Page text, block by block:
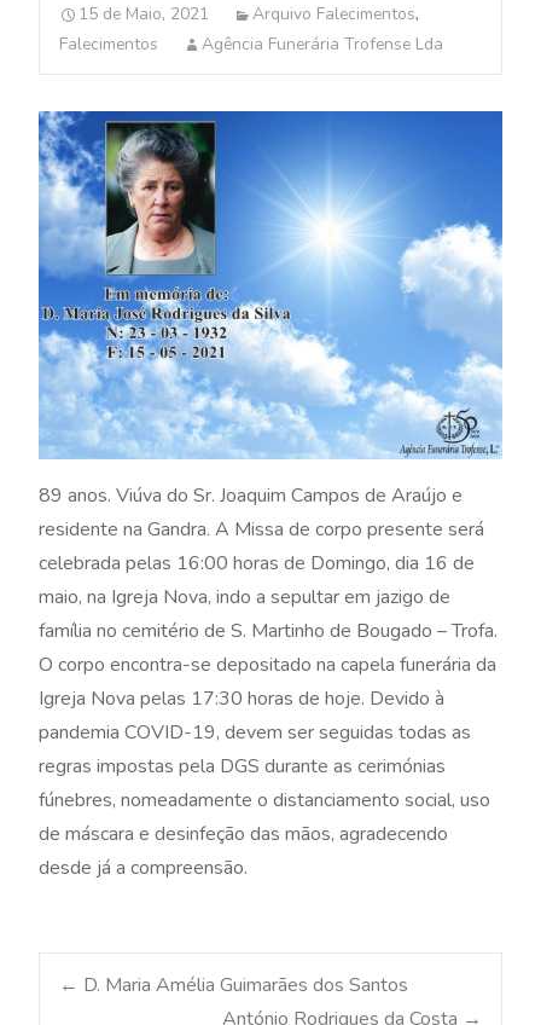
15 de Maio, 2021 Arquivo Falecimentos,
Falecimentos
Agência Funerária Trofense Lda
89 anos. Viúva do Sr. Joaquim Campos de Araújo e
residente na Gandra. A Missa de corpo presente será
celebrada pelas 16:00 horas de Domingo, dia 16 de
maio, na Igreja Nova, indo a sepultar em jazigo de
família no cemitério de S. Martinho de Bougado – Trofa.
O corpo encontra-se depositado na capela funerária da
Igreja Nova pelas 17:30 horas de hoje. Devido à
pandemia COVID-19, devem ser seguidas todas as
regras impostas pela DGS durante as cerimónias
fúnebres, nomeadamente o distanciamento social, uso
de máscara e desinfeção das mãos, agradecendo
desde já a compreensão.
Post
← D. Maria Amélia Guimarães dos Santos
António Rodrigues da Costa →